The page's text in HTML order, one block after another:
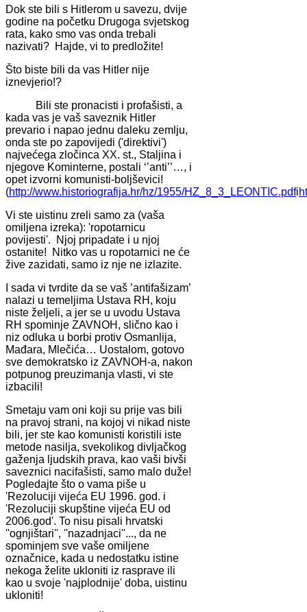
Dok ste bili s Hitlerom u savezu, dvije
godine na početku Drugoga svjetskog
rata, kako smo vas onda trebali
nazivati? Hajde, vi to predložite!
Što biste bili da vas Hitler nije
iznevjerio!?
Bili ste pronacisti i profašisti, a
kada vas je vaš saveznik Hitler
prevario i napao jednu daleku zemlju,
onda ste po zapovijedi ('direktivi')
najvećega zločinca XX. st., Staljina i
njegove Kominterne, postali ‘’anti’’…, i
opet izvorni komunisti-boljševici!
(http://www.historiografija.hr/hz/1955/HZ_8_3_LEONTIC.pdfi
Vi ste uistinu zreli samo za (vaša
omiljena izreka): 'ropotarnicu
povijesti'. Njoj pripadate i u njoj
ostanite! Nitko vas u ropotarnici ne će
žive zazidati, samo iz nje ne izlazite.
I sada vi tvrdite da se vaš ’antifašizam’
nalazi u temeljima Ustava RH, koju
niste željeli, a jer se u uvodu Ustava
RH spominje ZAVNOH, slično kao i
niz odluka u borbi protiv Osmanlija,
Mađara, Mlečića… Uostalom, gotovo
sve demokratsko iz ZAVNOH-a, nakon
potpunog preuzimanja vlasti, vi ste
izbacili!
Smetaju vam oni koji su prije vas bili
na pravoj strani, na kojoj vi nikad niste
bili, jer ste kao komunisti koristili iste
metode nasilja, svekolikog divljačkog
gaženja ljudskih prava, kao vaši bivši
saveznici nacifašisti, samo malo duže!
Pogledajte što o vama piše u
'Rezoluciji vijeća EU 1996. god. i
'Rezoluciji skupštine vijeća EU od
2006.god'. To nisu pisali hrvatski
''ognjištari'', ''nazadnjaci''..., da ne
spominjem sve vaše omiljene
označnice, kada u nedostatku istine
nekoga želite ukloniti iz rasprave ili
kao u svoje 'najplodnije' doba, uistinu
ukloniti!